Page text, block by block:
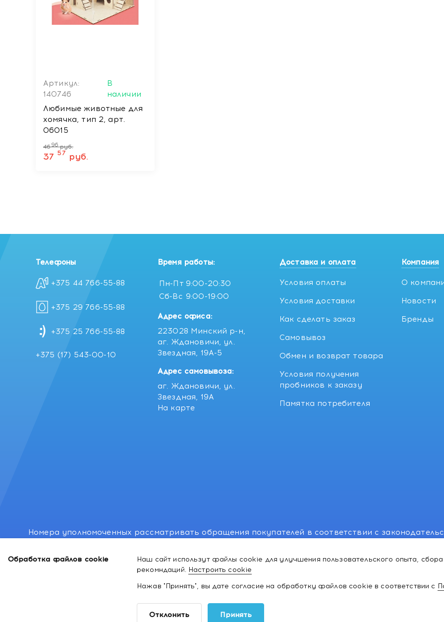
Артикул:
140746
В
наличии
Любимые животные для
хомячка, тип 2, арт.
06015
4696 руб.
37 57 руб.
Обработка файлов cookie
Наш сайт использут файлы cookie для улучшения пользовательского опыта,
рекомндаций. Настроить cookie
Нажав "Принять", вы дате согласие на обработку файлов cookie в соответствии с
Отклонить Принять
Телефоны
+375 44 766-55-88
+375 29 766-55-88
+375 25 766-55-88
+375 (17) 543-00-10
Время работы:
Пн-Пт 9:00-20:30
Сб-Вс 9:00-19:00
Адрес офиса:
223028 Минский р-н,
аг. Ждановичи, ул.
Звездная, 19А-5
Адрес самовывоза:
аг. Ждановичи, ул.
Звездная, 19А
На карте
Доставка и оплата
Условия оплаты
Условия доставки
Как сделать заказ
Самовывоз
Обмен и возврат товара
Условия получения
пробников к заказу
Памятка потребителя
Компания
О
Новости
Бренды
Номера уполномоченных рассматривать обращения покупателей в соответствии с
Номер и адрес электронной почты лица, уполномоченного рассматривать обращения
законодательством о защите прав потребителей:766-55-88 (для всех мобильных операторов),
Интернет-магазин косметики и товаров для